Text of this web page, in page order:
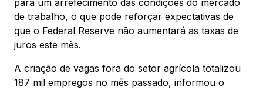
para um arrefecimento das condições do mercado
de trabalho, o que pode reforçar expectativas de
que o Federal Reserve não aumentará as taxas de
juros este mês.
A criação de vagas fora do setor agrícola totalizou
187 mil empregos no mês passado, informou o